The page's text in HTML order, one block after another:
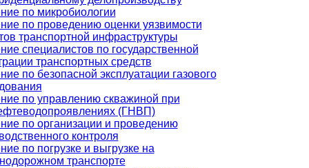
по микробиологии
по проведению оценки уязвимости
транспортной инфраструктуры
специалистов по государственной
транспортных средств
по безопасной эксплуатации газового
по управлению скважиной при
(ГНВП)
по организации и проведению
контроля
по погрузке и выгрузке на
транспорте